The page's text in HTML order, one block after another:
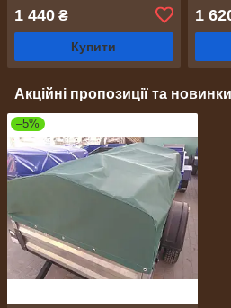
1 440 ₴
Купити
1
Акційні пропозиції та новинки
–5%